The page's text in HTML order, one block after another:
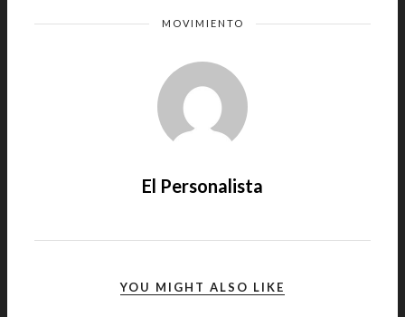
MOVIMIENTO
El Personalista
YOU MIGHT ALSO LIKE